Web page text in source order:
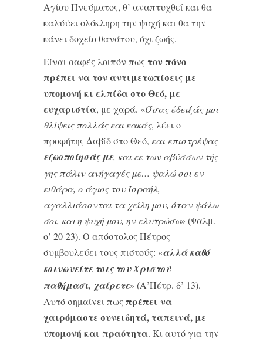
Αγίου Πνεύματος, θ’ αναπτυχθεί και θα
καλύψει ολόκληρη την ψυχή και θα την
κάνει δοχείο θανάτου, όχι ζωής.
Είναι σαφές λοιπόν πως τον πόνο
πρέπει να τον αντιμετωπίσεις με
υπομονή κι ελπίδα στο Θεό, με
ευχαριστία, με χαρά. «Όσας έδειξάς μοι
θλίψεις πολλάς και κακάς, λέει ο
προφήτης Δαβίδ στο Θεό, και επιστρέψας
εζωοποίησάς με, και εκ των αβύσσων τής
γης πάλιν ανήγαγές με… ψαλώ σοι εν
κιθάρα, ο άγιος του Ισραήλ,
αγαλλιάσονται τα χείλη μου, όταν ψάλω
σοι, και η ψυχή μου, ην ελυτρώσω» (Ψαλμ.
ο’ 20-23). Ο απόστολος Πέτρος
συμβουλεύει τους πιστούς: «αλλά καθό
κοινωνείτε τοις του Χριστού
παθήμασι, χαίρετε» (Α’Πέτρ. δ’ 13).
Αυτό σημαίνει πως πρέπει να
χαιρόμαστε συνειδητά, ταπεινά, με
υπομονή και πραότητα. Κι αυτό για την